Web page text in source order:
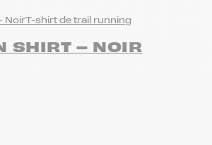
T-shirt de trail running
SHIRT – NOIR